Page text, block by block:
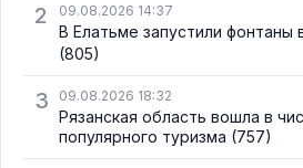
2 09.08.2026 14:37
В Елатьме запустили фонтаны
(805)
3 09.08.2026 18:32
Рязанская область вошла в
популярного туризма (757)